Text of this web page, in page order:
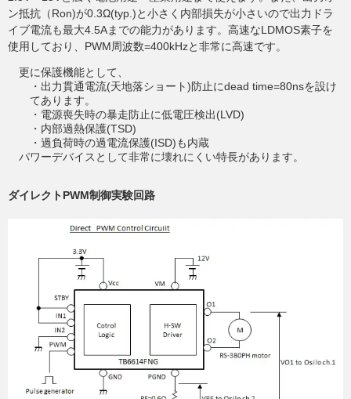
ン抵抗（Ron)が0.3Ω(typ.)と小さく内部損失が小さいので出力ドラ
イブ電流も最大4.5Aまでの能力があります。高速なLDMOS素子を
使用しており、PWM周波数=400kHzと非常に高速です。
更に保護機能として、
・出力貫通電流(天地落ショート)防止にdead time=80nsを設け
てあります。
・電源喪失時の暴走防止に低電圧検出(LVD)
・内部過熱保護(TSD)
・過負荷時の過電流保護(ISD)も内蔵
パワーデバイスとして非常に壊れにくい特長があります。
ダイレクトPWM制御実験回路